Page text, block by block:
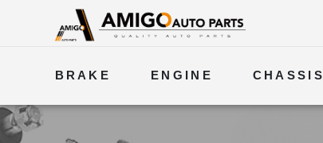
BRAKE ENGINE CHASSIS